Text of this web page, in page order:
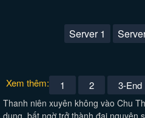
Server 1
Xem thêm: 1 2 3-End
Thanh niên xuyên không vào Chu
dụng, bất ngờ trở thành đại nguyên